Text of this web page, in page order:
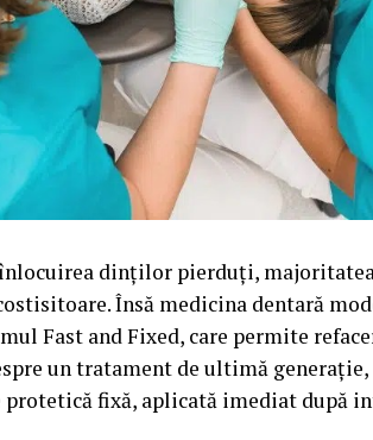
înlocuirea dinților pierduți,
Însă medicina dentară
Fast and Fixed, care permite
un tratament de ultimă
protetică fixă, aplicată imediat după